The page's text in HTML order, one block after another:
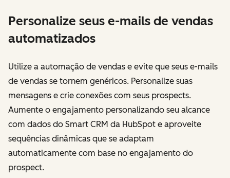
Personalize seus e-mails de vendas
automatizados
Utilize a automação de vendas e evite que seus e-mails
de vendas se tornem genéricos. Personalize suas
mensagens e crie conexões com seus prospects.
Aumente o engajamento personalizando seu alcance
com dados do Smart CRM da HubSpot e aproveite
sequências dinâmicas que se adaptam
automaticamente com base no engajamento do
prospect.